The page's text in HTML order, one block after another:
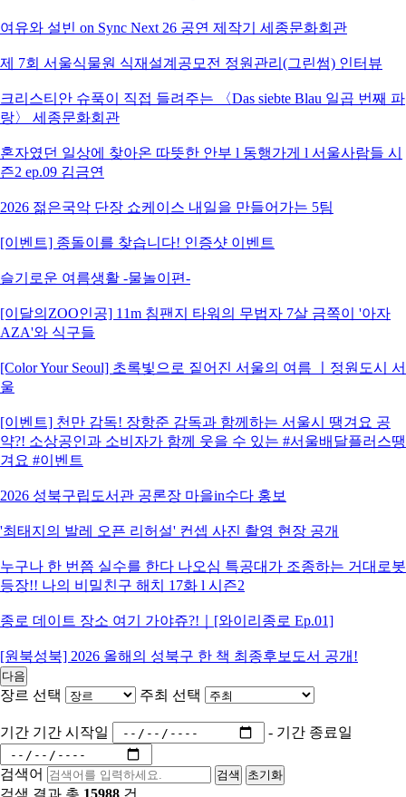
여유와 설빈 on Sync Next 26 공연 제작기 세종문화회관
제 7회 서울식물원 식재설계공모전 정원관리(그린썸) 인터뷰
크리스티안 슈푹이 직접 들려주는 〈Das siebte Blau 일곱 번째 파
랑〉 세종문화회관
혼자였던 일상에 찾아온 따뜻한 안부 l 동행가게 l 서울사람들 시
즌2 ep.09 김금연
2026 젊은국악 단장 쇼케이스 내일을 만들어가는 5팀
[이벤트] 종돌이를 찾습니다! 인증샷 이벤트
슬기로운 여름생활 -물놀이편-
[이달의ZOO인공] 11m 침팬지 타워의 무법자 7살 금쪽이 '아자
AZA'와 식구들
[Color Your Seoul] 초록빛으로 짙어진 서울의 여름 ㅣ정원도시 서
울
[이벤트] 천만 감독! 장항준 감독과 함께하는 서울시 땡겨요 공
약?! 소상공인과 소비자가 함께 웃을 수 있는 #서울배달플러스땡
겨요 #이벤트
2026 성북구립도서관 공론장 마을in수다 홍보
'최태지의 발레 오픈 리허설' 컨셉 사진 촬영 현장 공개
누구나 한 번쯤 실수를 한다 나오심 특공대가 조종하는 거대로봇
등장!! 나의 비밀친구 해치 17화 l 시즌2
종로 데이트 장소 여기 가야쥬?!｜[와이리종로 Ep.01]
[원북성북] 2026 올해의 성북구 한 책 최종후보도서 공개!
다음
장르 선택 주최 선택
기간 기간 시작일 - 기간 종료일
검색어 검색 초기화
검색 결과 총 15988 건